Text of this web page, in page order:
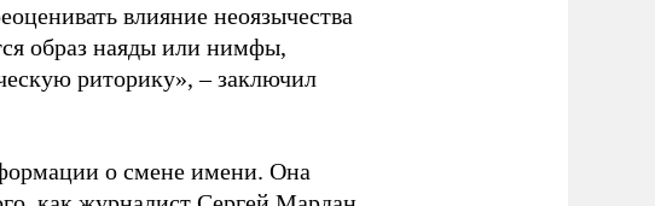
влияние неоязычества
образ наяды или нимфы,
риторику», – заключил
о смене имени. Она